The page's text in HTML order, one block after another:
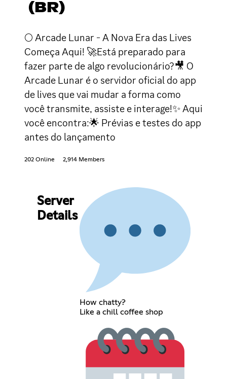
(BR)
🌕 Arcade Lunar - A Nova Era das Lives
Começa Aqui! 🚀Está preparado para
fazer parte de algo revolucionário?🎥 O
Arcade Lunar é o servidor oficial do app
de lives que vai mudar a forma como
você transmite, assiste e interage!✨ Aqui
você encontra:🌟 Prévias e testes do app
antes do lançamento
202 Online 2,914 Members
Server
Details
How chatty?
Like a chill coffee shop